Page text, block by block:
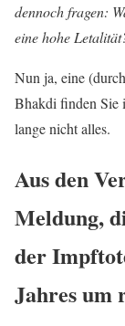
dennoch fragen:
eine hohe
Nun ja, eine
Bhakdi finden Sie
lange nicht alles.
Aus den
Meldung,
der
Jahres um